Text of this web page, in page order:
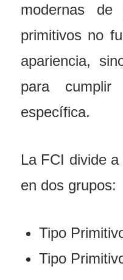
modernas
primitivos no
apariencia,
para
específica.
La FCI divide
en dos grupos:
Tipo
Tipo